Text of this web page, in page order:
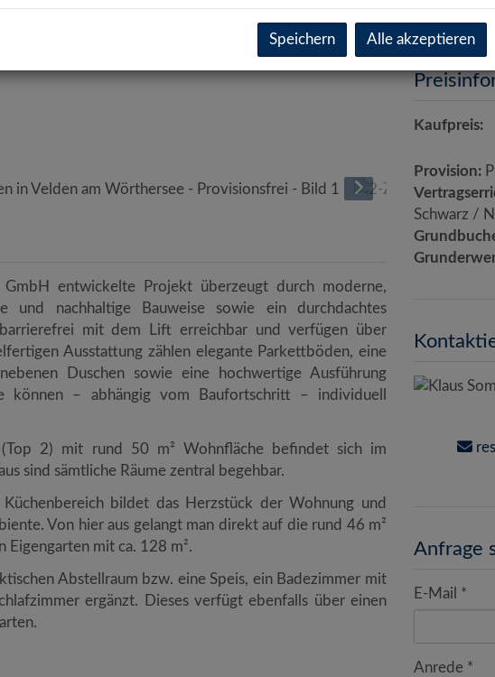
entwickelte Projekt überzeugt durch moderne,
und nachhaltige Bauweise sowie ein durchdachtes
mit dem Lift erreichbar und verfügen über
Ausstattung zählen elegante Parkettböden, eine
Duschen sowie eine hochwertige Ausführung
können – abhängig vom Baufortschritt – individuell
(Top 2) mit rund 50 m² Wohnfläche befindet sich im
sind sämtliche Räume zentral begehbar.
bildet das Herzstück der Wohnung und
Von hier aus gelangt man direkt auf die rund 46 m²
Eigengarten mit ca. 128 m².
Abstellraum bzw. eine Speis, ein Badezimmer mit
ergänzt. Dieses verfügt ebenfalls über einen
Zimmer
Kaufpreis:
Provision:
Schwarz /
Anfrage
E-Mail
Anrede
Speichern Alle akzeptieren